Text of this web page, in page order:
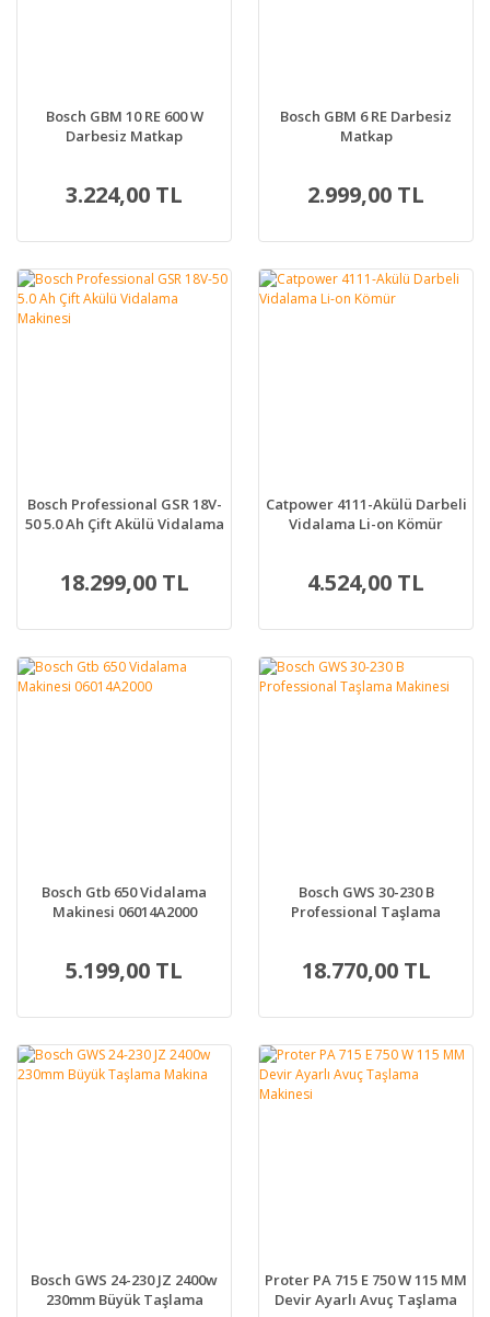
Bosch GBM 10 RE 600 W
Darbesiz Matkap
3.224,00 TL
Bosch GBM 6 RE Darbesiz
Matkap
2.999,00 TL
Bosch Professional GSR 18V-
50 5.0 Ah Çift Akülü Vidalama
18.299,00 TL
Catpower 4111-Akülü Darbeli
Vidalama Li-on Kömür
4.524,00 TL
Bosch Gtb 650 Vidalama
Makinesi 06014A2000
5.199,00 TL
Bosch GWS 30-230 B
Professional Taşlama
18.770,00 TL
Bosch GWS 24-230 JZ 2400w
230mm Büyük Taşlama
Proter PA 715 E 750 W 115 MM
Devir Ayarlı Avuç Taşlama